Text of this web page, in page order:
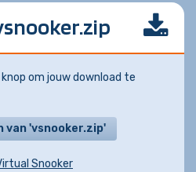
om jouw download te
'vsnooker.zip'
Snooker